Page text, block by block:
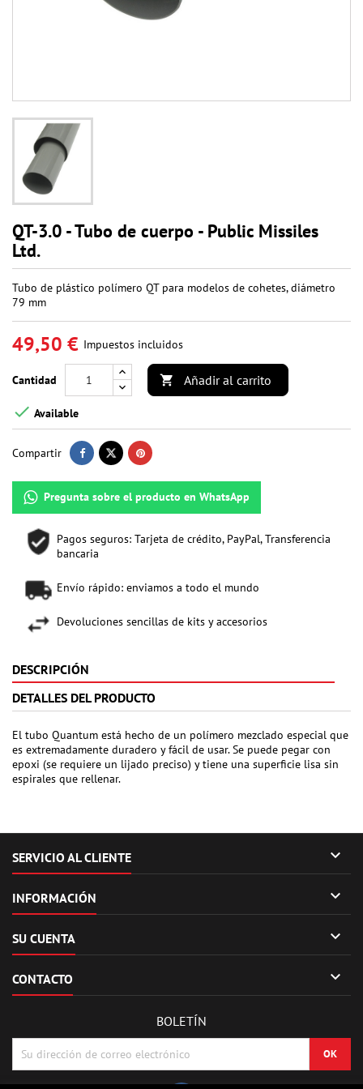
QT-3.0 - Tubo de cuerpo - Public Missiles
Ltd.
Tubo de plástico polímero QT para modelos de cohetes, diámetro
79 mm
49,50 € Impuestos incluidos
Cantidad  Añadir al carrito
 Available
Compartir
Pregunta sobre el producto en WhatsApp
Pagos seguros: Tarjeta de crédito, PayPal, Transferencia
bancaria
Envío rápido: enviamos a todo el mundo
Devoluciones sencillas de kits y accesorios
DESCRIPCIÓN
DETALLES DEL PRODUCTO
El tubo Quantum está hecho de un polímero mezclado especial que
es extremadamente duradero y fácil de usar. Se puede pegar con
epoxi (se requiere un lijado preciso) y tiene una superficie lisa sin
espirales que rellenar.
SERVICIO AL CLIENTE 
INFORMACIÓN 
SU CUENTA 
CONTACTO 
BOLETÍN